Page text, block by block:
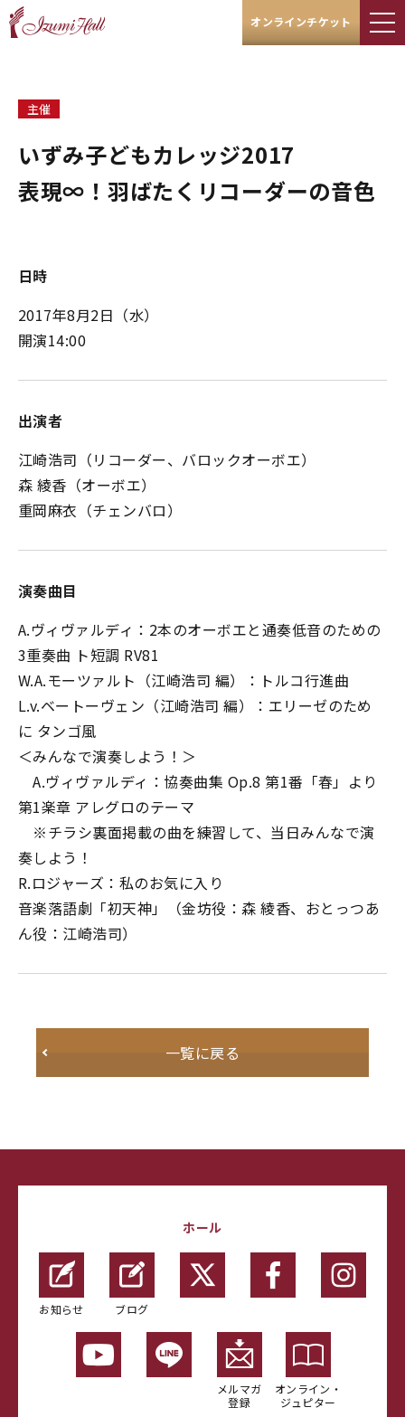
オンラインチケット
主催
いずみ子どもカレッジ2017
表現∞！羽ばたくリコーダーの音色
日時
2017年8月2日（水）
開演14:00
出演者
江崎浩司（リコーダー、バロックオーボエ）
森 綾香（オーボエ）
重岡麻衣（チェンバロ）
演奏曲目
A.ヴィヴァルディ：2本のオーボエと通奏低音のための
3重奏曲 ト短調 RV81
W.A.モーツァルト（江崎浩司 編）：トルコ行進曲
L.v.ベートーヴェン（江崎浩司 編）：エリーゼのため
に タンゴ風
＜みんなで演奏しよう！＞
A.ヴィヴァルディ：協奏曲集 Op.8 第1番「春」より
第1楽章 アレグロのテーマ
※チラシ裏面掲載の曲を練習して、当日みんなで演
奏しよう！
R.ロジャーズ：私のお気に入り
音楽落語劇「初天神」（金坊役：森 綾香、おとっつあ
ん役：江崎浩司）
一覧に戻る
ホール
お知らせ ブログ
メルマガ
登録
オンライン・
ジュピター